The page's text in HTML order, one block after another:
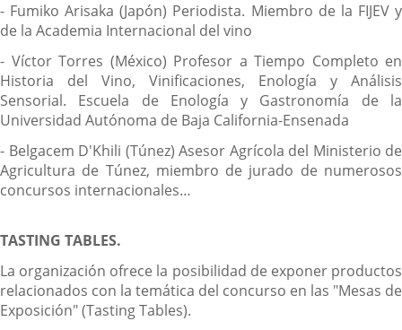
- Fumiko Arisaka (Japón) Periodista. Miembro de la FIJEV y
de la Academia Internacional del vino
- Víctor Torres (México) Profesor a Tiempo Completo en
Historia del Vino, Vinificaciones, Enología y Análisis
Sensorial. Escuela de Enología y Gastronomía de la
Universidad Autónoma de Baja California-Ensenada
- Belgacem D'Khili (Túnez) Asesor Agrícola del Ministerio de
Agricultura de Túnez, miembro de jurado de numerosos
concursos internacionales…
TASTING TABLES.
La organización ofrece la posibilidad de exponer productos
relacionados con la temática del concurso en las "Mesas de
Exposición" (Tasting Tables).